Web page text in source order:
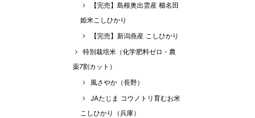
【完売】島根奥出雲産 櫛名田
姫米こしひかり
【完売】新潟燕産 こしひかり
特別栽培米（化学肥料ゼロ・農
薬7割カット）
風さやか（長野）
JAたじま コウノトリ育むお米
こしひかり（兵庫）